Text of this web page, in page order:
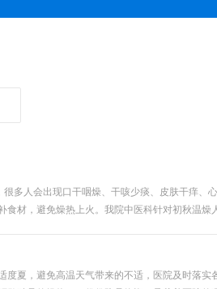
多人会出现口干咽燥、干咳少痰、皮肤干痒、
材，避免燥热上火。我院中医科针对初秋温燥
夏，避免高温天气带来的不适，医院及时落